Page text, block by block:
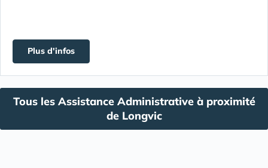
Plus d'infos
Tous les Assistance Administrative à proximité
de Longvic